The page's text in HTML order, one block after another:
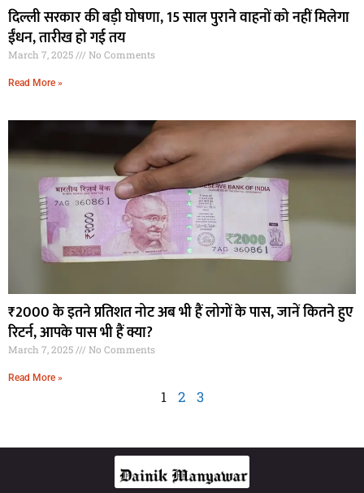
दिल्ली सरकार की बड़ी घोषणा, 15 साल पुराने वाहनों को नहीं मिलेगा
ईंधन, तारीख हो गई तय
March 7, 2025 No Comments
Read More »
₹2000 के इतने प्रतिशत नोट अब भी हैं लोगों के पास, जानें कितने हुए
रिटर्न, आपके पास भी हैं क्या?
March 7, 2025 No Comments
Read More »
1 2 3